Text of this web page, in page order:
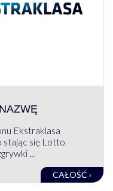
Ekstraklasa
stając się Lotto
...
CAŁOŚĆ ›